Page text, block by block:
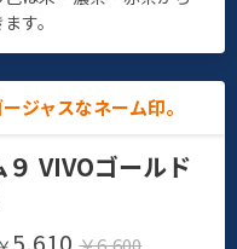
す。
ジャスなネーム印。
９ VIVOゴールド